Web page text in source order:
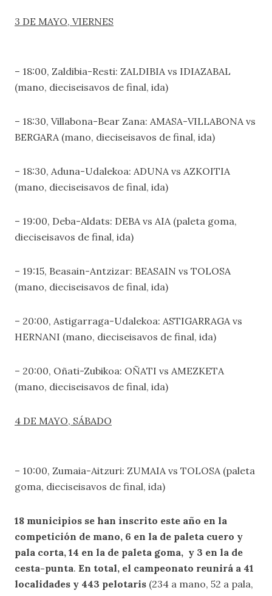
3 DE MAYO, VIERNES
– 18:00, Zaldibia-Resti: ZALDIBIA vs IDIAZABAL
(mano, dieciseisavos de final, ida)
– 18:30, Villabona-Bear Zana: AMASA-VILLABONA vs
BERGARA (mano, dieciseisavos de final, ida)
– 18:30, Aduna-Udalekoa: ADUNA vs AZKOITIA
(mano, dieciseisavos de final, ida)
– 19:00, Deba-Aldats: DEBA vs AIA (paleta goma,
dieciseisavos de final, ida)
– 19:15, Beasain-Antzizar: BEASAIN vs TOLOSA
(mano, dieciseisavos de final, ida)
– 20:00, Astigarraga-Udalekoa: ASTIGARRAGA vs
HERNANI (mano, dieciseisavos de final, ida)
– 20:00, Oñati-Zubikoa: OÑATI vs AMEZKETA
(mano, dieciseisavos de final, ida)
4 DE MAYO, SÁBADO
– 10:00, Zumaia-Aitzuri: ZUMAIA vs TOLOSA (paleta
goma, dieciseisavos de final, ida)
18 municipios se han inscrito este año en la
competición de mano, 6 en la de paleta cuero y
pala corta, 14 en la de paleta goma, y 3 en la de
cesta-punta. En total, el campeonato reunirá a 41
localidades y 443 pelotaris (234 a mano, 52 a pala,